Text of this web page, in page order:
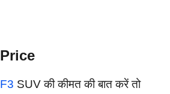
SUV की कीमत की बात करें तो